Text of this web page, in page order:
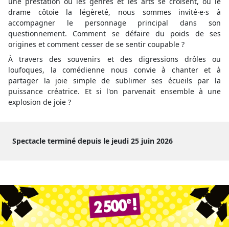
drame côtoie la légèreté, nous sommes invité·e·s à
accompagner le personnage principal dans son
questionnement. Comment se défaire du poids de ses
origines et comment cesser de se sentir coupable ?
À travers des souvenirs et des digressions drôles ou
loufoques, la comédienne nous convie à chanter et à
partager la joie simple de sublimer ses écueils par la
puissance créatrice. Et si l'on parvenait ensemble à une
explosion de joie ?
Spectacle terminé depuis le jeudi 25 juin 2026